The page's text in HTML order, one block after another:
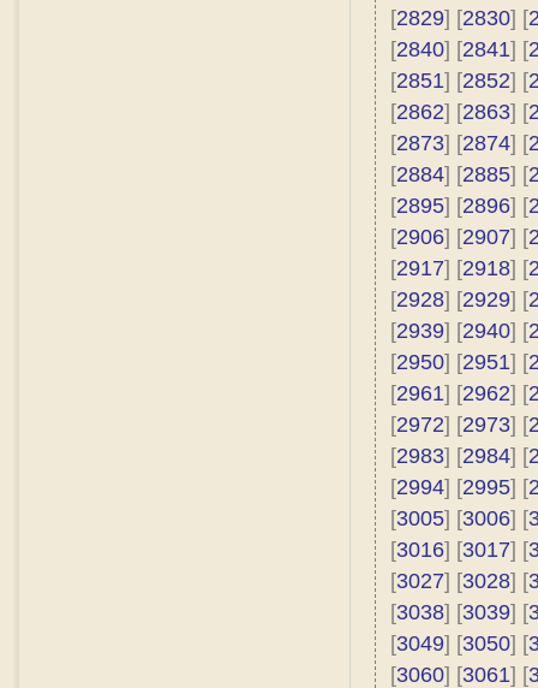
[2829] [2830] [
[2840] [2841] [
[2851] [2852] [
[2862] [2863] [
[2873] [2874] [
[2884] [2885] [
[2895] [2896] [
[2906] [2907] [
[2917] [2918] [
[2928] [2929] [
[2939] [2940] [
[2950] [2951] [
[2961] [2962] [
[2972] [2973] [
[2983] [2984] [
[2994] [2995] [
[3005] [3006] [
[3016] [3017] [
[3027] [3028] [
[3038] [3039] [
[3049] [3050] [
[3060] [3061] [